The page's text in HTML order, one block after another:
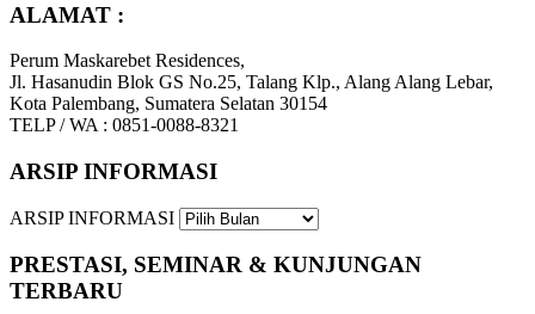
ALAMAT :
Perum Maskarebet Residences,
Jl. Hasanudin Blok GS No.25, Talang Klp., Alang Alang Lebar,
Kota Palembang, Sumatera Selatan 30154
TELP / WA : 0851-0088-8321
ARSIP INFORMASI
ARSIP INFORMASI
PRESTASI, SEMINAR & KUNJUNGAN
TERBARU